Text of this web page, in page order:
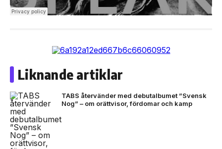
Liknande artiklar
TABS återvänder med debutalbumet ”Svensk
Nog” – om orättvisor, fördomar och kamp